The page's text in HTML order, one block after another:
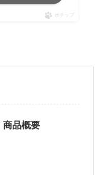
ポチップ
商品概要